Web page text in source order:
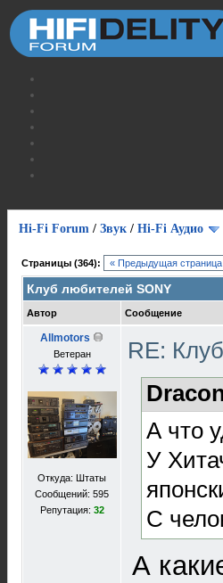
Hi-Fi Forum / Звук / Hi-Fi Аудио
Страницы (364): « Предыдущая страница
Клуб любителей SONY
Автор Сообщение
Allmotors
Ветеран
Откуда: Штаты
Сообщений: 595
Репутация: 32
RE:
А что
У
С
А